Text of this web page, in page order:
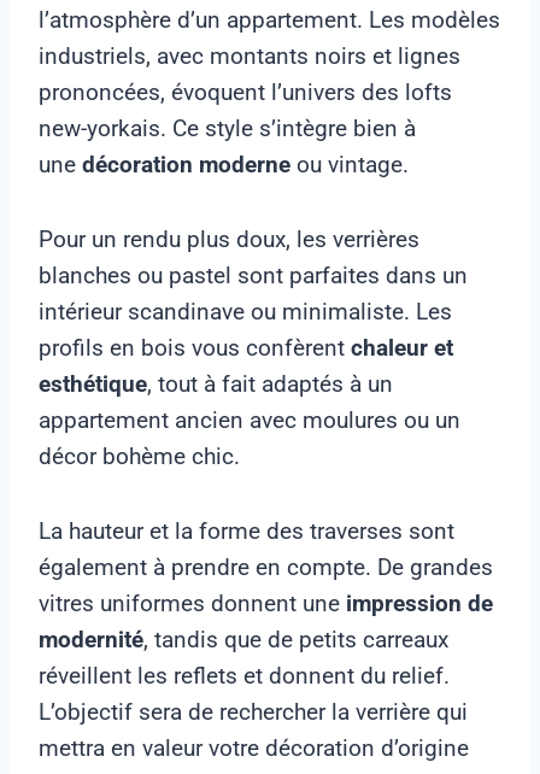
l’atmosphère d’un appartement. Les modèles
industriels, avec montants noirs et lignes
prononcées, évoquent l’univers des lofts
new-yorkais. Ce style s’intègre bien à
une décoration moderne ou vintage.
Pour un rendu plus doux, les verrières
blanches ou pastel sont parfaites dans un
intérieur scandinave ou minimaliste. Les
profils en bois vous confèrent chaleur et
esthétique, tout à fait adaptés à un
appartement ancien avec moulures ou un
décor bohème chic.
La hauteur et la forme des traverses sont
également à prendre en compte. De grandes
vitres uniformes donnent une impression de
modernité, tandis que de petits carreaux
réveillent les reflets et donnent du relief.
L’objectif sera de rechercher la verrière qui
mettra en valeur votre décoration d’origine